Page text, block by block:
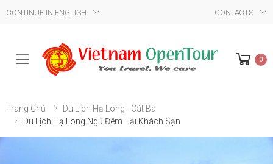
CONTINUE IN ENGLISH CONTACTS
Mobile Menu 0
Trang Chủ
Du Lịch Hạ Long - Cát Bà
Du Lịch Hạ Long Ngủ Đêm Tại Khách Sạn